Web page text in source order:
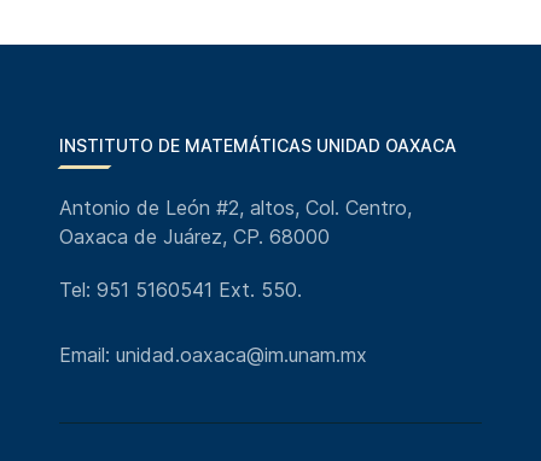
INSTITUTO DE MATEMÁTICAS UNIDAD OAXACA
Antonio de León #2, altos, Col. Centro,
Oaxaca de Juárez, CP. 68000
Tel: 951 5160541 Ext. 550.
Email: unidad.oaxaca@im.unam.mx